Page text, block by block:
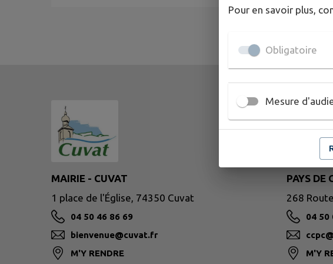
MAIRIE - CUVAT
1 place de l'Église, 74350 Cuvat
04 50 46 86 69
bienvenue@cuvat.fr
M'Y RENDRE
PAYS DE
268
04 50
M'Y
Pour en savoir plus,
Obligatoire
Mesure